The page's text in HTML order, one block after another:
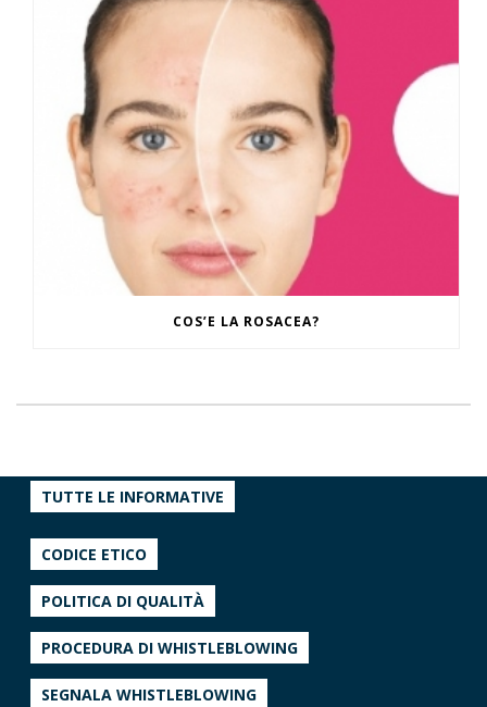
COS’E LA ROSACEA?
TUTTE LE INFORMATIVE
CODICE ETICO
POLITICA DI QUALITÀ
PROCEDURA DI WHISTLEBLOWING
SEGNALA WHISTLEBLOWING